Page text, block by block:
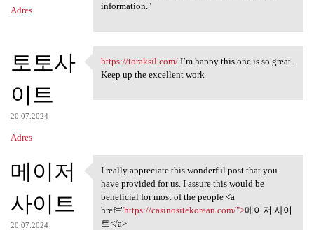
Adres
information."
토토사
이트
20.07.2024
Adres
https://toraksil.com/ I’m
https://toraksil.com/I’m happy this one is so great.
Keep up the excellent work
메이저
사이트
20.07.2024
I really appreciate this
I really appreciate this wonderful post that you
have provided for us. I assure this would be
beneficial for most of the people <a
href="https://casinositekorean.com/">메이저 사이
트</a>